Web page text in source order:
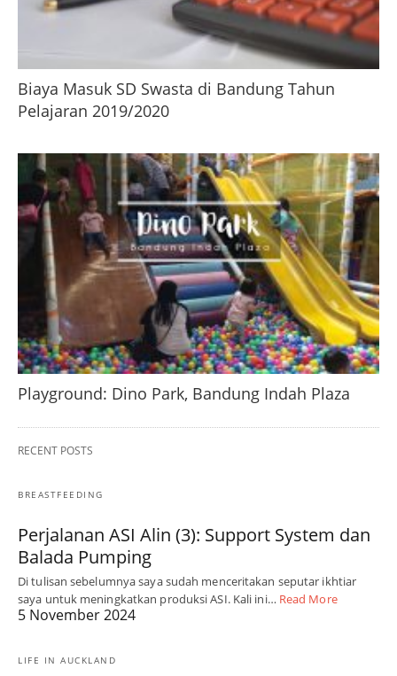
Biaya Masuk SD Swasta di Bandung Tahun
Pelajaran 2019/2020
Playground: Dino Park, Bandung Indah Plaza
RECENT POSTS
BREASTFEEDING
Perjalanan ASI Alin (3): Support System dan
Balada Pumping
Di tulisan sebelumnya saya sudah menceritakan seputar ikhtiar
saya untuk meningkatkan produksi ASI. Kali ini… Read More
5 November 2024
LIFE IN AUCKLAND